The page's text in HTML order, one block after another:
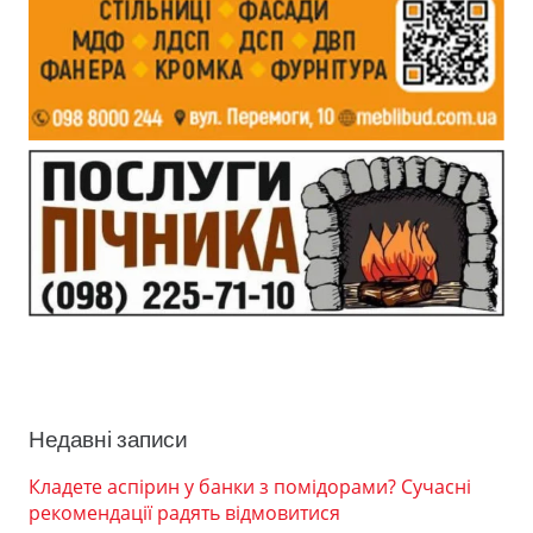
Недавні записи
Кладете аспірин у банки з помідорами? Сучасні
рекомендації радять відмовитися